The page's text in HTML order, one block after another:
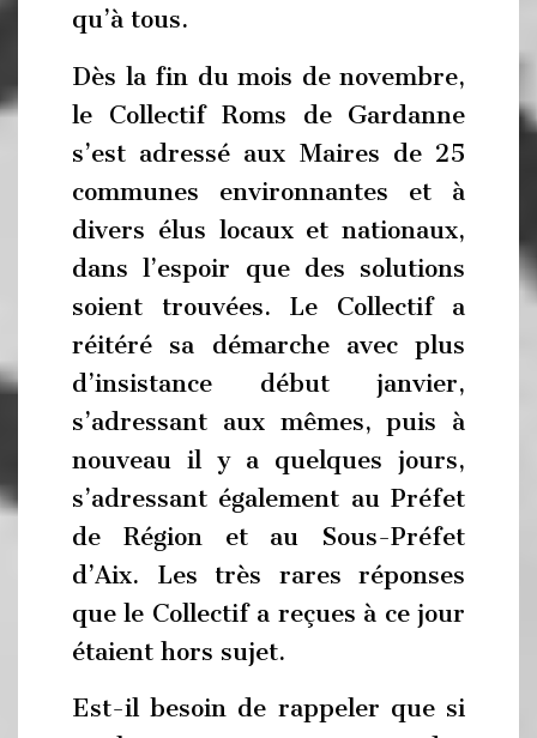
qu’à tous.
Dès la fin du mois de novembre,
le Collectif Roms de Gardanne
s’est adressé aux Maires de 25
communes environnantes et à
divers élus locaux et nationaux,
dans l’espoir que des solutions
soient trouvées. Le Collectif a
réitéré sa démarche avec plus
d’insistance début janvier,
s’adressant aux mêmes, puis à
nouveau il y a quelques jours,
s’adressant également au Préfet
de Région et au Sous-Préfet
d’Aix. Les très rares réponses
que le Collectif a reçues à ce jour
étaient hors sujet.
Est-il besoin de rappeler que si